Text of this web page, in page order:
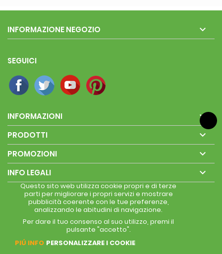
INFORMAZIONE NEGOZIO 
SEGUICI
INFORMAZIONI 
PRODOTTI 
PROMOZIONI 
INFO LEGALI 
Questo sito web utilizza cookie propri e di terze
parti per migliorare i propri servizi e mostrare
pubblicità coerente con le tue preferenze,
analizzando le abitudini di navigazione.
Per dare il tuo consenso al suo utilizzo, premi il
pulsante "accetto".
PIÚ INFO PERSONALIZZARE I COOKIE